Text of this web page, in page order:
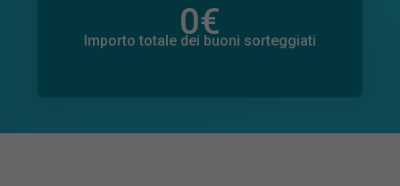
0€
Importo totale dei buoni sorteggiati
17€
Importo totale delle donazioni promesse